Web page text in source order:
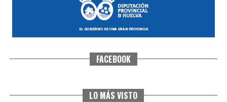
CUARTA CORRIDA DE LAS FIESTAS COLOMBINAS
FACEBOOK
LO MÁS VISTO